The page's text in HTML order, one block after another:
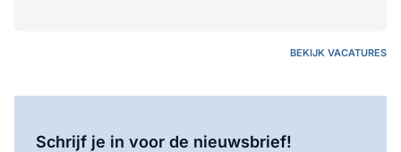
BEKIJK VACATURES
Schrijf je in voor de nieuwsbrief!